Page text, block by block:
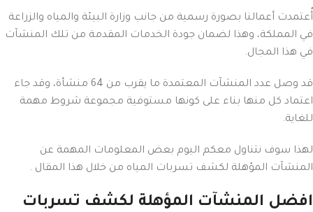
أُعتمدت أعمالنا بصورة رسمية من جانب وزارة البيئة والمياه والزراعة
في المملكة، وهذا لضمان جودة الخدمات المقدمة من تلك المنشآت
في هذا المجال.
قد وصل عدد المنشآت المعتمدة ما يقرب من 64 منشأة، وقد جاء
اعتماد كل منها بناء على كونها مستوفية مجموعة شروط مهمة
للغاية.
لهذا سوف نتناول معكم اليوم بعض المعلومات المهمة عن
المنشآت المؤهلة لكشف تسربات المياه من خلال هذا المقال .
افضل المنشآت المؤهلة لكشف تسربات